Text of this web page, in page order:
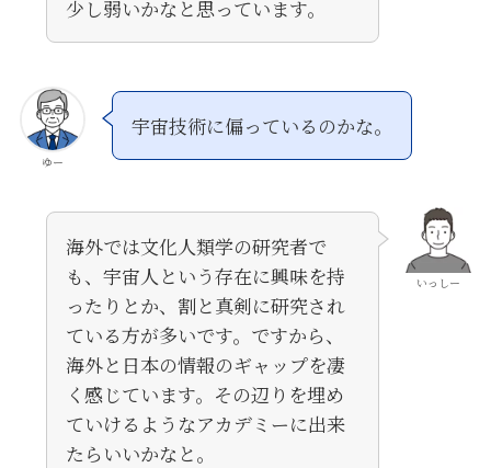
少し弱いかなと思っています。
ゆー
宇宙技術に偏っているのかな。
いっしー
海外では文化人類学の研究者で
も、宇宙人という存在に興味を持
ったりとか、割と真剣に研究され
ている方が多いです。ですから、
海外と日本の情報のギャップを凄
く感じています。その辺りを埋め
ていけるようなアカデミーに出来
たらいいかなと。